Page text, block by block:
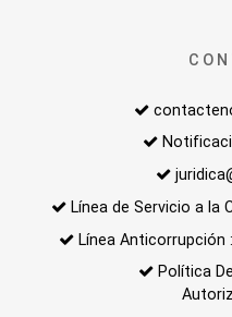
Línea de Servicio a la
Línea Anticorrupción
Política